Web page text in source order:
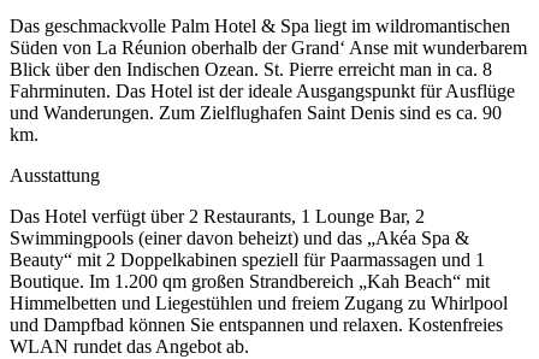
Das geschmackvolle Palm Hotel & Spa liegt im wildromantischen
Süden von La Réunion oberhalb der Grand‘ Anse mit wunderbarem
Blick über den Indischen Ozean. St. Pierre erreicht man in ca. 8
Fahrminuten. Das Hotel ist der ideale Ausgangspunkt für Ausflüge
und Wanderungen. Zum Zielflughafen Saint Denis sind es ca. 90
km.
Ausstattung
Das Hotel verfügt über 2 Restaurants, 1 Lounge Bar, 2
Swimmingpools (einer davon beheizt) und das „Akéa Spa &
Beauty“ mit 2 Doppelkabinen speziell für Paarmassagen und 1
Boutique. Im 1.200 qm großen Strandbereich „Kah Beach“ mit
Himmelbetten und Liegestühlen und freiem Zugang zu Whirlpool
und Dampfbad können Sie entspannen und relaxen. Kostenfreies
WLAN rundet das Angebot ab.